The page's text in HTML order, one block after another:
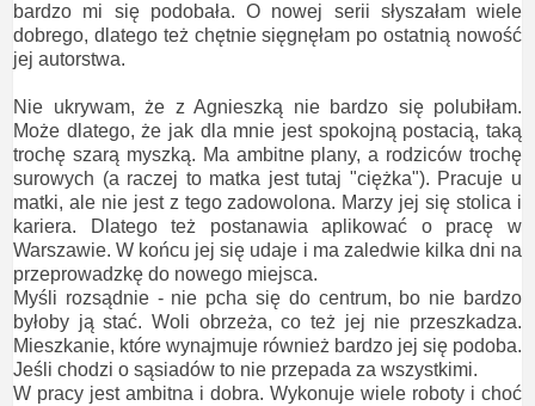
bardzo mi się podobała. O nowej serii słyszałam wiele
dobrego, dlatego też chętnie sięgnęłam po ostatnią nowość
jej autorstwa.
Nie ukrywam, że z Agnieszką nie bardzo się polubiłam.
Może dlatego, że jak dla mnie jest spokojną postacią, taką
trochę szarą myszką. Ma ambitne plany, a rodziców trochę
surowych (a raczej to matka jest tutaj "ciężka"). Pracuje u
matki, ale nie jest z tego zadowolona. Marzy jej się stolica i
kariera. Dlatego też postanawia aplikować o pracę w
Warszawie. W końcu jej się udaje i ma zaledwie kilka dni na
przeprowadzkę do nowego miejsca.
Myśli rozsądnie - nie pcha się do centrum, bo nie bardzo
byłoby ją stać. Woli obrzeża, co też jej nie przeszkadza.
Mieszkanie, które wynajmuje również bardzo jej się podoba.
Jeśli chodzi o sąsiadów to nie przepada za wszystkimi.
W pracy jest ambitna i dobra. Wykonuje wiele roboty i choć